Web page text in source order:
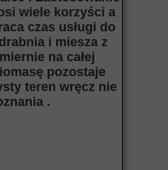
wiele korzyści a
czas usługi do
i miesza z
na całej
pozostaje
teren wręcz nie
.